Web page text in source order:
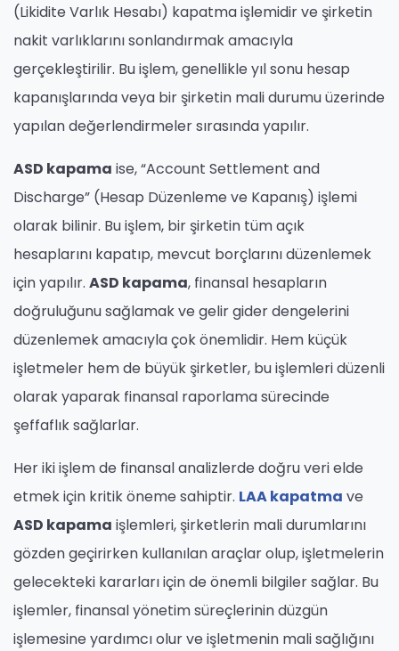
(Likidite Varlık Hesabı) kapatma işlemidir ve şirketin
nakit varlıklarını sonlandırmak amacıyla
gerçekleştirilir. Bu işlem, genellikle yıl sonu hesap
kapanışlarında veya bir şirketin mali durumu üzerinde
yapılan değerlendirmeler sırasında yapılır.
ASD kapama ise, “Account Settlement and
Discharge” (Hesap Düzenleme ve Kapanış) işlemi
olarak bilinir. Bu işlem, bir şirketin tüm açık
hesaplarını kapatıp, mevcut borçlarını düzenlemek
için yapılır. ASD kapama, finansal hesapların
doğruluğunu sağlamak ve gelir gider dengelerini
düzenlemek amacıyla çok önemlidir. Hem küçük
işletmeler hem de büyük şirketler, bu işlemleri düzenli
olarak yaparak finansal raporlama sürecinde
şeffaflık sağlarlar.
Her iki işlem de finansal analizlerde doğru veri elde
etmek için kritik öneme sahiptir. LAA kapatma ve
ASD kapama işlemleri, şirketlerin mali durumlarını
gözden geçirirken kullanılan araçlar olup, işletmelerin
gelecekteki kararları için de önemli bilgiler sağlar. Bu
işlemler, finansal yönetim süreçlerinin düzgün
işlemesine yardımcı olur ve işletmenin mali sağlığını